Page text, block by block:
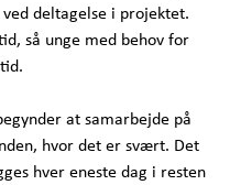
deltagelse i projektet.
så unge med behov for
at samarbejde på
hvor det er svært. Det
hver eneste dag i resten